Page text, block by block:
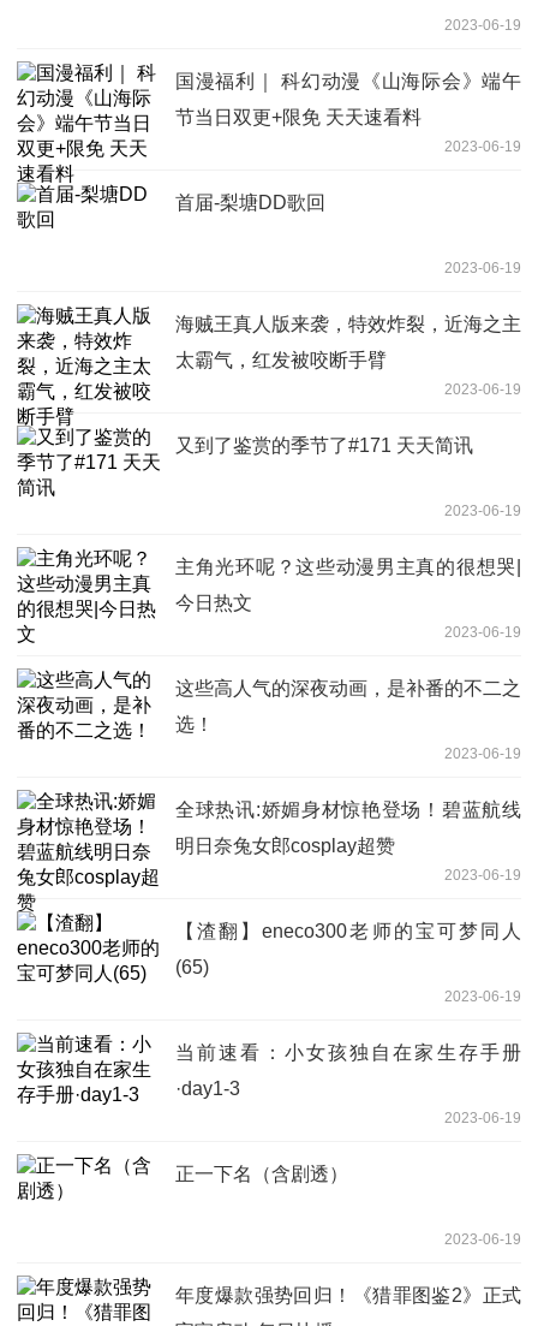
2023-06-19
国漫福利｜ 科幻动漫《山海际会》端午
节当日双更+限免 天天速看料
2023-06-19
首届-梨塘DD歌回
2023-06-19
海贼王真人版来袭，特效炸裂，近海之主
太霸气，红发被咬断手臂
2023-06-19
又到了鉴赏的季节了#171 天天简讯
2023-06-19
主角光环呢？这些动漫男主真的很想哭|
今日热文
2023-06-19
这些高人气的深夜动画，是补番的不二之
选！
2023-06-19
全球热讯:娇媚身材惊艳登场！碧蓝航线
明日奈兔女郎cosplay超赞
2023-06-19
【渣翻】eneco300老师的宝可梦同人
(65)
2023-06-19
当前速看：小女孩独自在家生存手册
·day1-3
2023-06-19
正一下名（含剧透）
2023-06-19
年度爆款强势回归！《猎罪图鉴2》正式